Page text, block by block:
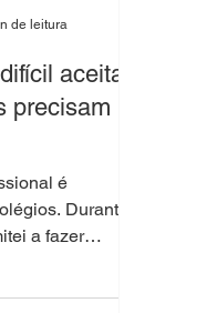
aceitar
precisam
é
Durante
a fazer
de leitura